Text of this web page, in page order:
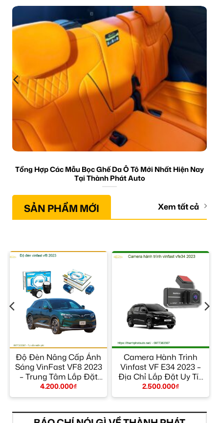
Tổng Hợp Các Mẫu Bọc Ghế Da Ô Tô Mới Nhất Hiện Nay
Tại Thành Phát Auto
SẢN PHẨM MỚI Xem tất cả
Độ Đèn Nâng Cấp Ánh
Sáng VinFast VF8 2023
– Trung Tâm Lắp Đặt
Chính Hãng TPHCM
4.200.000₫
Camera Hành Trình
Vinfast VF E34 2023 –
Địa Chỉ Lắp Đặt Uy Tín
TPHCM
2.500.000₫